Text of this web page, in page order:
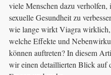
viele Menschen dazu verholfen,
sexuelle Gesundheit zu
wie lange wirkt Viagra
welche Effekte und
können auftreten? In diesem
wir einen detaillierten Blick auf